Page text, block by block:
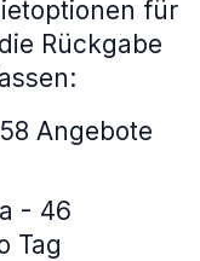
für
Rückgabe
Angebote
- 46
Tag